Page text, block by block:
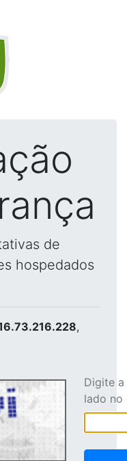
de
hospedados
,
Digite
lado no